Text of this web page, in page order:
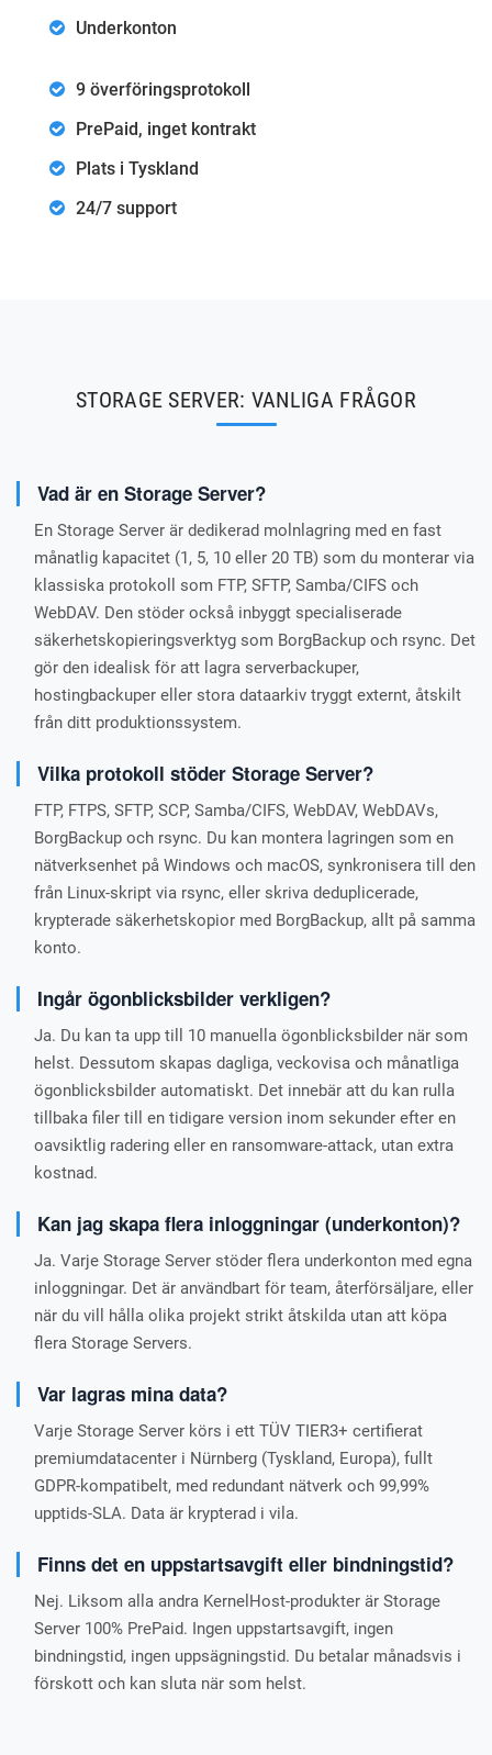
Underkonton
9 överföringsprotokoll
PrePaid, inget kontrakt
Plats i Tyskland
24/7 support
STORAGE SERVER: VANLIGA FRÅGOR
Vad är en Storage Server?
En Storage Server är dedikerad molnlagring med en fast
månatlig kapacitet (1, 5, 10 eller 20 TB) som du monterar via
klassiska protokoll som FTP, SFTP, Samba/CIFS och
WebDAV. Den stöder också inbyggt specialiserade
säkerhetskopieringsverktyg som BorgBackup och rsync. Det
gör den idealisk för att lagra serverbackuper,
hostingbackuper eller stora dataarkiv tryggt externt, åtskilt
från ditt produktionssystem.
Vilka protokoll stöder Storage Server?
FTP, FTPS, SFTP, SCP, Samba/CIFS, WebDAV, WebDAVs,
BorgBackup och rsync. Du kan montera lagringen som en
nätverksenhet på Windows och macOS, synkronisera till den
från Linux-skript via rsync, eller skriva deduplicerade,
krypterade säkerhetskopior med BorgBackup, allt på samma
konto.
Ingår ögonblicksbilder verkligen?
Ja. Du kan ta upp till 10 manuella ögonblicksbilder när som
helst. Dessutom skapas dagliga, veckovisa och månatliga
ögonblicksbilder automatiskt. Det innebär att du kan rulla
tillbaka filer till en tidigare version inom sekunder efter en
oavsiktlig radering eller en ransomware-attack, utan extra
kostnad.
Kan jag skapa flera inloggningar (underkonton)?
Ja. Varje Storage Server stöder flera underkonton med egna
inloggningar. Det är användbart för team, återförsäljare, eller
när du vill hålla olika projekt strikt åtskilda utan att köpa
flera Storage Servers.
Var lagras mina data?
Varje Storage Server körs i ett TÜV TIER3+ certifierat
premiumdatacenter i Nürnberg (Tyskland, Europa), fullt
GDPR-kompatibelt, med redundant nätverk och 99,99%
upptids-SLA. Data är krypterad i vila.
Finns det en uppstartsavgift eller bindningstid?
Nej. Liksom alla andra KernelHost-produkter är Storage
Server 100% PrePaid. Ingen uppstartsavgift, ingen
bindningstid, ingen uppsägningstid. Du betalar månadsvis i
förskott och kan sluta när som helst.